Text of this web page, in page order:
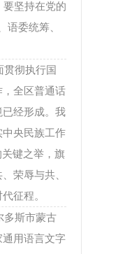
要坚持在党的
委统筹、
彻执行国
全区普通话
经形成。我
央民族工作
键之举，旗
荣辱与共、
征程。
多斯市蒙古
用语言文字